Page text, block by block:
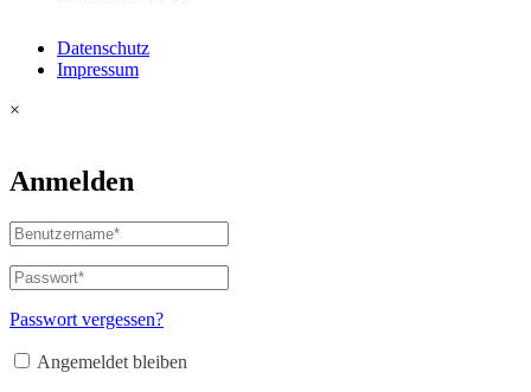
Datenschutz
Impressum
×
Anmelden
Passwort vergessen?
Angemeldet bleiben